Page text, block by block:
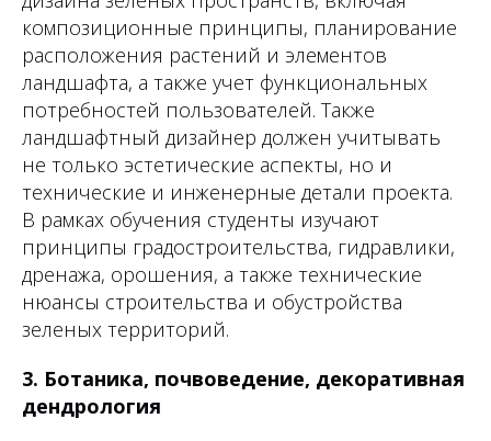
композиционные принципы, планирование
расположения растений и элементов
ландшафта, а также учет функциональных
потребностей пользователей. Также
ландшафтный дизайнер должен учитывать
не только эстетические аспекты, но и
технические и инженерные детали проекта.
В рамках обучения студенты изучают
принципы градостроительства, гидравлики,
дренажа, орошения, а также технические
нюансы строительства и обустройства
зеленых территорий.
3. Ботаника, почвоведение, декоративная
дендрология